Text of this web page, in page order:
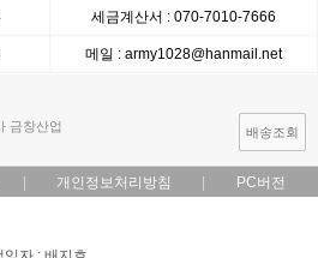
세금계산서 : 070-7010-7666
메일 : army1028@hanmail.net
금창산업 배송조회
개인정보처리방침 PC버전